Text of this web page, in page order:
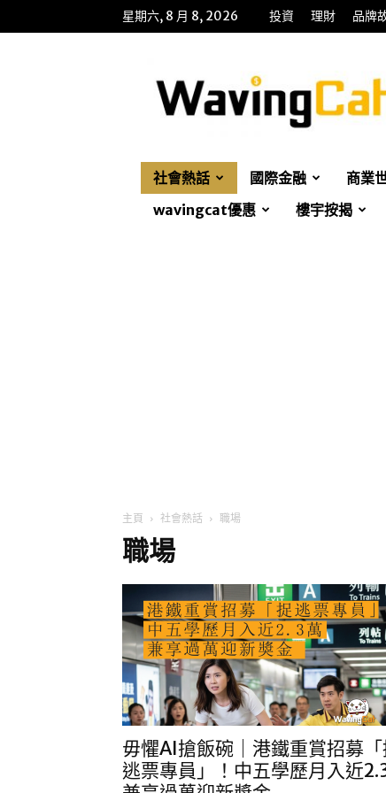
星期六, 8 月 8, 2026 投資 理財 品牌
招
財
貓
社會熱話 國際金融 商業
wavingcat優惠
樓宇按揭
主頁 社會熱話 職場
職場
毋懼AI搶飯碗｜港鐵重賞招募「
逃票專員」！中五學歷月入近